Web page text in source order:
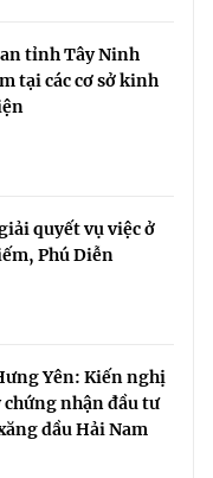
tỉnh Tây Ninh
tại các cơ sở kinh
quyết vụ việc ở
Phú Diễn
Yên: Kiến nghị
nhận đầu tư
dầu Hải Nam